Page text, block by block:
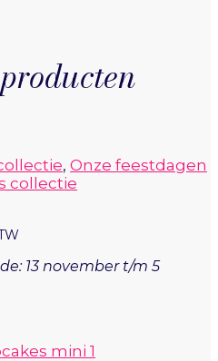
meerdere
, Onze feestdagen
collectie
13 november t/m 5